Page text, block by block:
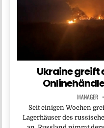
Ukraine greift
MANAGER
Seit einigen Wochen
Lagerhäuser des